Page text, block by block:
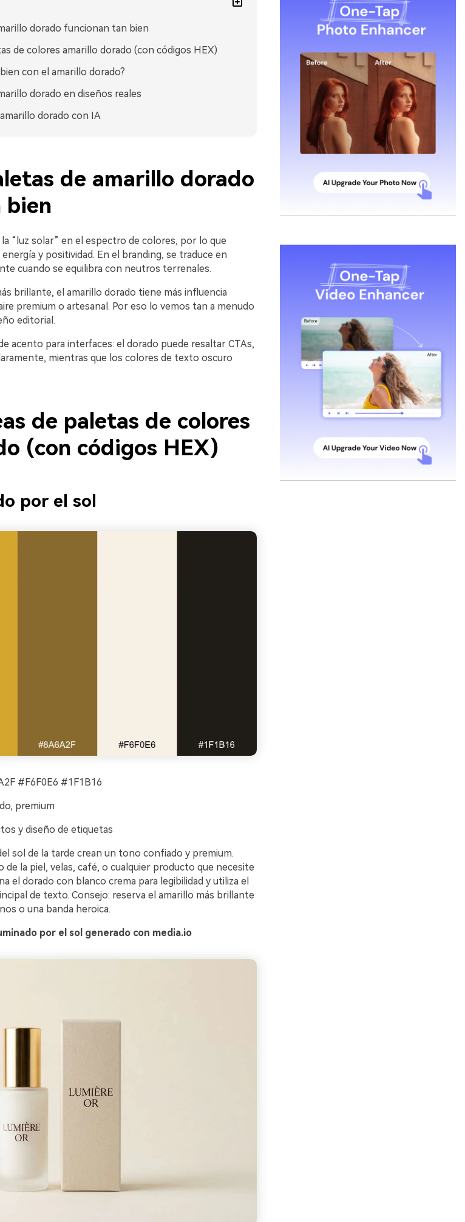
dorado funcionan tan bien
de colores amarillo dorado (con códigos HEX)
con el amarillo dorado?
dorado en diseños reales
dorado con IA
de amarillo dorado
bien
“luz solar” en el espectro de colores, por lo que
y positividad. En el branding, se traduce en
cuando se equilibra con neutros terrenales.
brillante, el amarillo dorado tiene más influencia
premium o artesanal. Por eso lo vemos tan a menudo
editorial.
acento para interfaces: el dorado puede resaltar CTAs,
mientras que los colores de texto oscuro
de paletas de colores
(con códigos HEX)
por el sol
#F6F0E6 #1F1B16
premium
y diseño de etiquetas
sol de la tarde crean un tono confiado y premium.
de la piel, velas, café, o cualquier producto que necesite
el dorado con blanco crema para legibilidad y utiliza el
de texto. Consejo: reserva el amarillo más brillante
o una banda heroica.
por el sol generado con media.io